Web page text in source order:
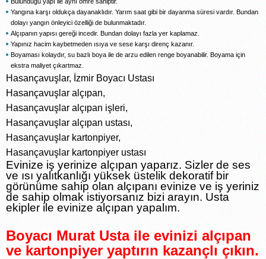
Yangına karşı oldukça dayanaklıdır. Yarım saat gibi bir dayanma süresi vardır. Bundan
dolayı yangın önleyici özelliği de bulunmaktadır.
Alçıpanın yapısı gereği incedir. Bundan dolayı fazla yer kaplamaz.
Yapınız hacim kaybetmeden ısıya ve sese karşı direnç kazanır.
Boyaması kolaydır, su bazlı boya ile de arzu edilen renge boyanabilir. Boyama için
ekstra maliyet çıkartmaz.
Hasançavuşlar, İzmir Boyacı Ustası
Hasançavuşlar alçıpan,
Hasançavuşlar alçıpan işleri,
Hasançavuşlar alçıpan ustası,
Hasançavuşlar kartonpiyer,
Hasançavuşlar kartonpiyer ustası
Evinize iş yerinize alçıpan yaparız. Sizler de ses
ve ısı yalıtkanlığı yüksek üstelik dekoratif bir
görünüme sahip olan alçıpanı evinize ve iş yeriniz
de sahip olmak istiyorsanız bizi arayın. Usta
ekipler ile evinize alçıpan yapalım.
Boyacı Murat Usta ile evinizi alçıpan
ve kartonpiyer yaptırın kazançlı çıkın.